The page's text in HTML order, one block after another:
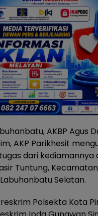
AKBP Agus
AKP Parikhesit
dari kediamannya
Tuntung,
Selatan.
Polsekta Kota